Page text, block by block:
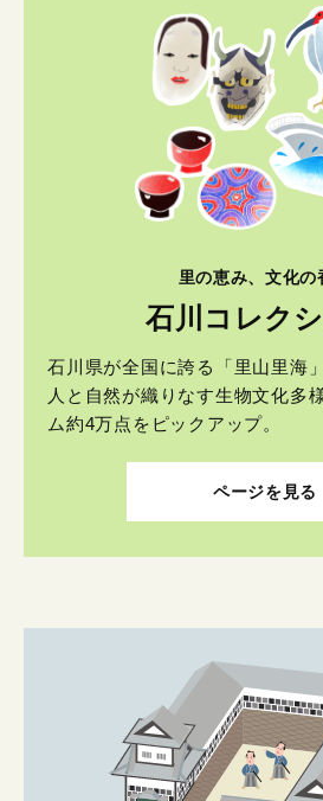
里の恵み、文化の
石川コレク
石川県が全国に誇る「里山里海
人と自然が織りなす生物文化多
ム約4万点をピックアップ。
ページを見る